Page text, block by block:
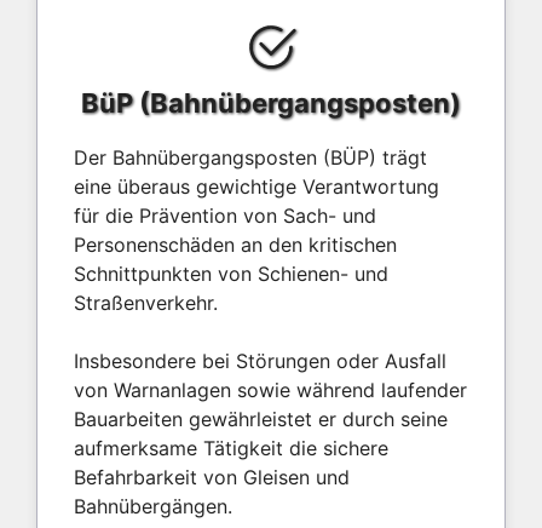
BüP (Bahnübergangsposten)
Der Bahnübergangsposten (BÜP) trägt
eine überaus gewichtige Verantwortung
für die Prävention von Sach- und
Personenschäden an den kritischen
Schnittpunkten von Schienen- und
Straßenverkehr.
Insbesondere bei Störungen oder Ausfall
von Warnanlagen sowie während laufender
Bauarbeiten gewährleistet er durch seine
aufmerksame Tätigkeit die sichere
Befahrbarkeit von Gleisen und
Bahnübergängen.